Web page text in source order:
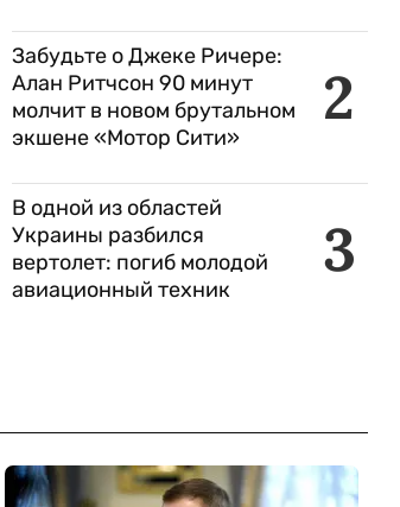
2
Забудьте о Джеке Ричере:
Алан Ритчсон 90 минут
молчит в новом брутальном
экшене «Мотор Сити»
3
В одной из областей
Украины разбился
вертолет: погиб молодой
авиационный техник